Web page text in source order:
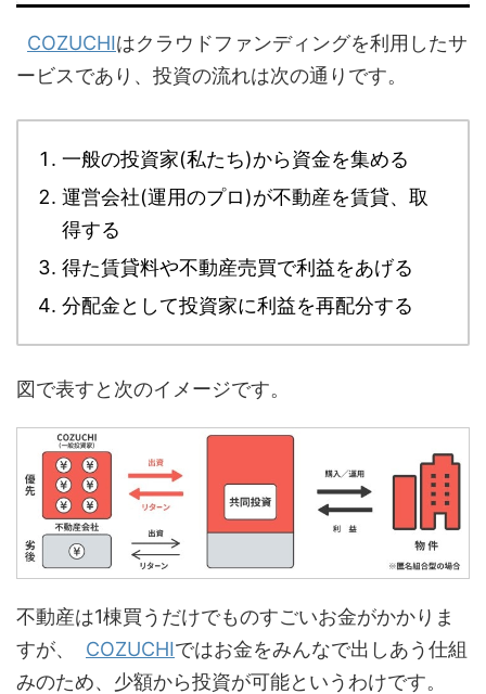
COZUCHIはクラウドファンディングを利用したサ
ービスであり、 投資の流れは次の通りです。
一般の投資家(私たち)から資金を集める
運営会社(運用のプロ)が不動産を賃貸、取
得する
得た賃貸料や不動産売買で利益をあげる
分配金として投資家に利益を再配分する
図で表すと次のイメージです。
不動産は1棟買うだけでものすごいお金がかかりま
すが、 COZUCHIではお金をみんなで出しあう仕組
みのため、少額から投資が可能というわけです。